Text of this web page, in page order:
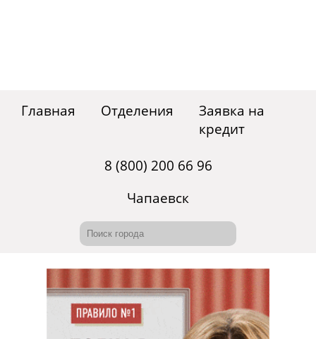
Главная Отделения
Заявка на
кредит
8 (800) 200 66 96
Чапаевск